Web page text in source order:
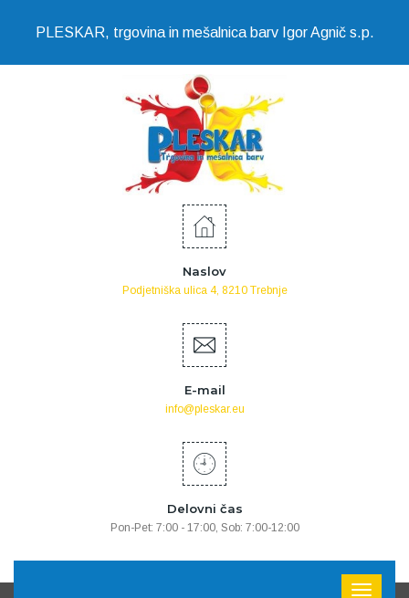
PLESKAR, trgovina in mešalnica barv Igor Agnič s.p.
Naslov
Podjetniška ulica 4, 8210 Trebnje
E-mail
info@pleskar.eu
Delovni čas
Pon-Pet: 7:00 - 17:00, Sob: 7:00-12:00